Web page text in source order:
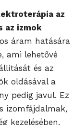
az
az izmok
áram hatására
ami lehetővé
és az
oldásával a
pedig javul. Ez
izomfájdalmak,
kezelésében.